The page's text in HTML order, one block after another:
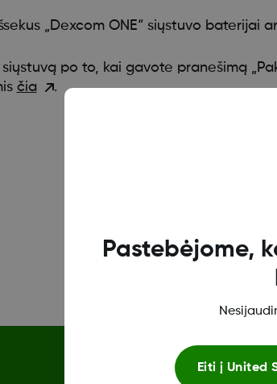
„Dexcom ONE“ siųstuvo
po to, kai gavote pranešimą
čia .
„Dexcom
Pastebėjome,
Eiti į United